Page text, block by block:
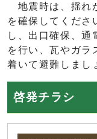
地震時は、揺れ
を確保してくださ
し、出口確保、通
を行い、瓦やガラ
着いて避難しまし
啓発チラシ